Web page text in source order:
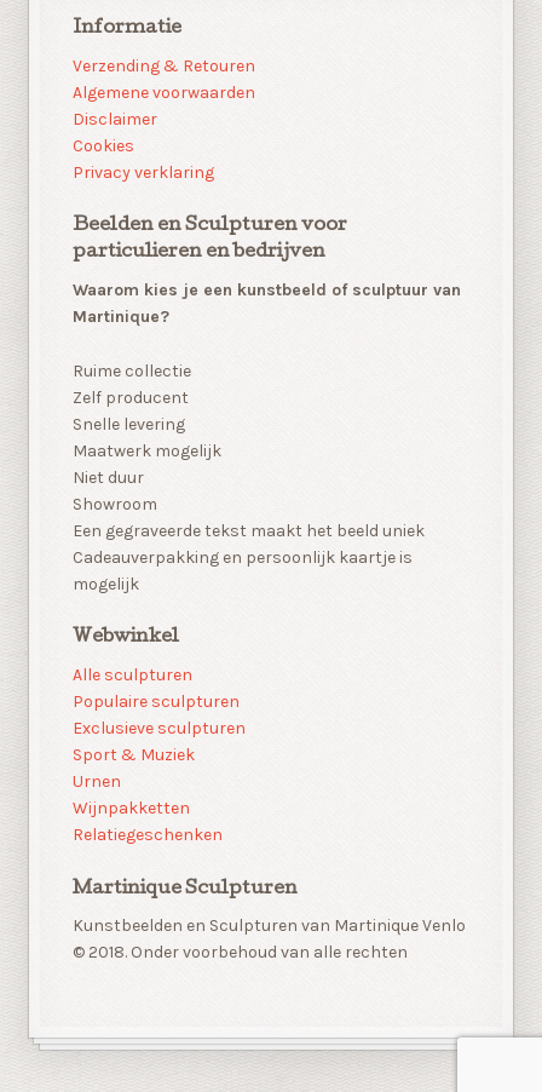
Informatie
Verzending & Retouren
Algemene voorwaarden
Disclaimer
Cookies
Privacy verklaring
Beelden en Sculpturen voor
particulieren en bedrijven
Waarom kies je een kunstbeeld of sculptuur van
Martinique?
Ruime collectie
Zelf producent
Snelle levering
Maatwerk mogelijk
Niet duur
Showroom
Een gegraveerde tekst maakt het beeld uniek
Cadeauverpakking en persoonlijk kaartje is
mogelijk
Webwinkel
Alle sculpturen
Populaire sculpturen
Exclusieve sculpturen
Sport & Muziek
Urnen
Wijnpakketten
Relatiegeschenken
Martinique Sculpturen
Kunstbeelden en Sculpturen van Martinique Venlo
© 2018. Onder voorbehoud van alle rechten